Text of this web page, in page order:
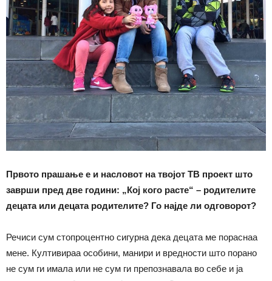
Првото прашање е и насловот на твојот ТВ проект што
заврши пред две години: „Кој кого расте“ – родителите
децата или децата родителите? Го најде ли одговорот?
Речиси сум стопроцентно сигурна дека децата ме пораснаа
мене. Култивираа особини, манири и вредности што порано
не сум ги имала или не сум ги препознавала во себе и ја